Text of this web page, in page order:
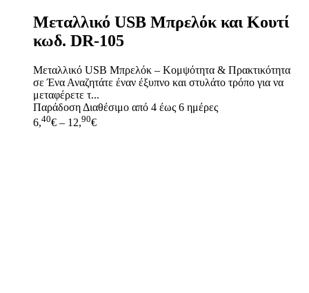
Μεταλλικό USB Μπρελόκ και Κουτί
κωδ. DR-105
Μεταλλικό USB Μπρελόκ – Κομψότητα & Πρακτικότητα
σε Ένα Αναζητάτε έναν έξυπνο και στυλάτο τρόπο για να
μεταφέρετε τ...
Παράδοση Διαθέσιμο από 4 έως 6 ημέρες
6,40€ – 12,90€